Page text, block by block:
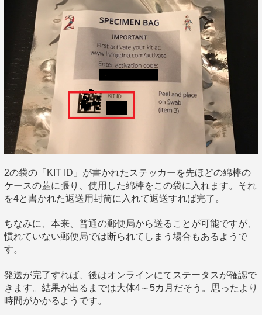
2の袋の「KIT ID」が書かれたステッカーを先ほどの綿棒の
ケースの蓋に張り、使用した綿棒をこの袋に入れます。それ
を4と書かれた返送用封筒に入れて返送すれば完了。
ちなみに、本来、普通の郵便局から送ることが可能ですが、
慣れていない郵便局では断られてしまう場合もあるようで
す。
発送が完了すれば、後はオンラインにてステータスが確認で
きます。結果が出るまでは大体4～5カ月だそう。思ったより
時間がかかるようです。